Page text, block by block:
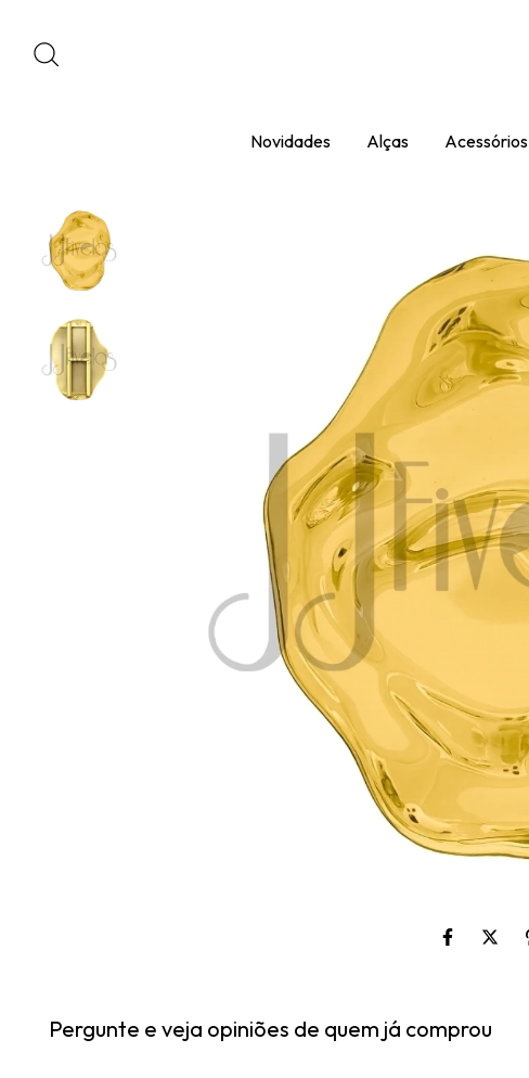
Novidades Alças Acessórios
Pergunte e veja opiniões de quem já comprou